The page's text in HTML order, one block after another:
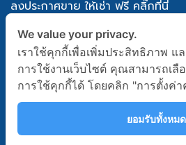
ลงประกาศขาย ให้เช่า ฟรี คลิ๊กที่นี่
แผนผังเว็บไซต์
นโยบายความเป็นส่วนตัว
เงื่อนไขข้อตกลงการใช้บริการ
Follow Us
We value your privacy.
เราใช้คุกกี้เพื่อเพิ่มประสิทธิภาพ
การใช้งานเว็บไซต์ คุณสามารถเลื
การใช้คุกกี้ได้ โดยคลิก "การตั้งค่
ยอมรับทั้งหมด